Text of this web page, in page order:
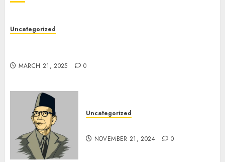
Uncategorized
MARCH 21, 2025 0
Uncategorized
NOVEMBER 21, 2024 0